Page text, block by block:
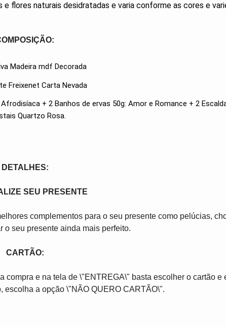
flores naturais desidratadas e varia conforme as cores e
Madeira mdf Decorada
Freixenet Carta Nevada
+ 2 Banhos de ervas 50g: Amor e Romance + 2
Quartzo Rosa.
DETALHES:
SEU PRESENTE
complementos para o seu presente como pelúcias,
o seu presente ainda mais perfeito.
CARTÃO:
e na tela de \"ENTREGA\" basta escolher o cartão e
escolha a opção \"NÃO QUERO CARTÃO\".